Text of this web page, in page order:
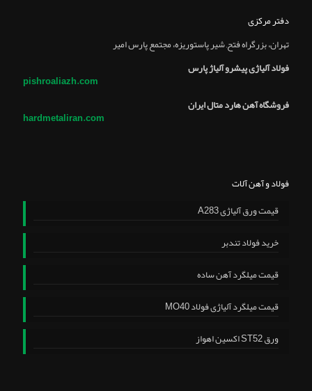
دفتر مرکزی
تهران، بزرگراه فتح, شير پاستوريزه، مجتمع پارس امير
فولاد آلیاژی پیشرو آلیاژ پارس
pishroaliazh.com
فروشگاه آهن هارد متال ایران
hardmetaliran.com
فولاد و آهن آلات
قیمت ورق آلیاژی A283
خرید فولاد تندبر
قیمت میلگرد آهن ساده
قیمت میلگرد آلیاژی فولاد MO40
ورق ST52 اکسین اهواز